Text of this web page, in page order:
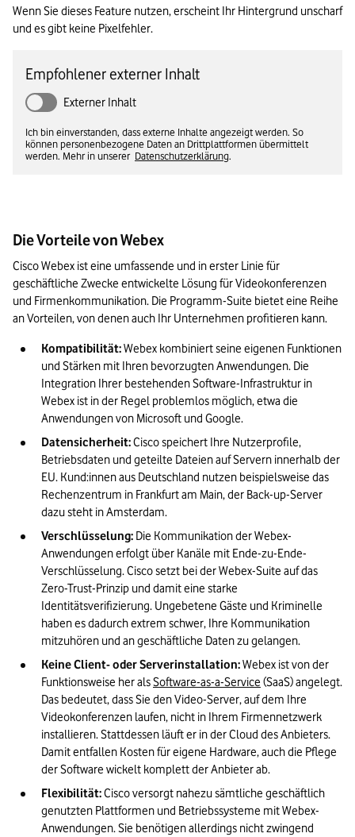
Wenn Sie dieses Feature nutzen, erscheint Ihr Hintergrund unscharf
und es gibt keine Pixelfehler.
Empfohlener externer Inhalt
Externer Inhalt
Ich bin einverstanden, dass externe Inhalte angezeigt werden. So
können personenbezogene Daten an Drittplattformen übermittelt
werden. Mehr in unserer Datenschutzerklärung.
Die Vorteile von Webex
Cisco Webex ist eine umfassende und in erster Linie für
geschäftliche Zwecke entwickelte Lösung für Videokonferenzen
und Firmenkommunikation. Die Programm-Suite bietet eine Reihe
an Vorteilen, von denen auch Ihr Unternehmen profitieren kann.
Kompatibilität: Webex kombiniert seine eigenen Funktionen
und Stärken mit Ihren bevorzugten Anwendungen. Die
Integration Ihrer bestehenden Software-Infrastruktur in
Webex ist in der Regel problemlos möglich, etwa die
Anwendungen von Microsoft und Google.
Datensicherheit: Cisco speichert Ihre Nutzerprofile,
Betriebsdaten und geteilte Dateien auf Servern innerhalb der
EU. Kund:innen aus Deutschland nutzen beispielsweise das
Rechenzentrum in Frankfurt am Main, der Back-up-Server
dazu steht in Amsterdam.
Verschlüsselung: Die Kommunikation der Webex-
Anwendungen erfolgt über Kanäle mit Ende-zu-Ende-
Verschlüsselung. Cisco setzt bei der Webex-Suite auf das
Zero-Trust-Prinzip und damit eine starke
Identitätsverifizierung. Ungebetene Gäste und Kriminelle
haben es dadurch extrem schwer, Ihre Kommunikation
mitzuhören und an geschäftliche Daten zu gelangen.
Keine Client-oder Serverinstallation: Webex ist von der
Funktionsweise her als Software-as-a-Service (SaaS) angelegt.
Das bedeutet, dass Sie den Video-Server, auf dem Ihre
Videokonferenzen laufen, nicht in Ihrem Firmennetzwerk
installieren. Stattdessen läuft er in der Cloud des Anbieters.
Damit entfallen Kosten für eigene Hardware, auch die Pflege
der Software wickelt komplett der Anbieter ab.
Flexibilität: Cisco versorgt nahezu sämtliche geschäftlich
genutzten Plattformen und Betriebssysteme mit Webex-
Anwendungen. Sie benötigen allerdings nicht zwingend